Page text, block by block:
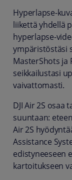
Hyperlapse-
liikettä yhdellä
hyperlapse-
ympäristöstäsi
MasterShots ja
seikkailustasi
vaivattomasti.
DJI Air 2S osaa
suuntaan:
Air 2S
Assistance
edistyneeseen
kartoitukseen